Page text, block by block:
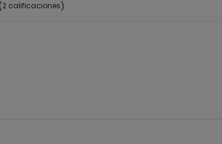
2 calificaciones